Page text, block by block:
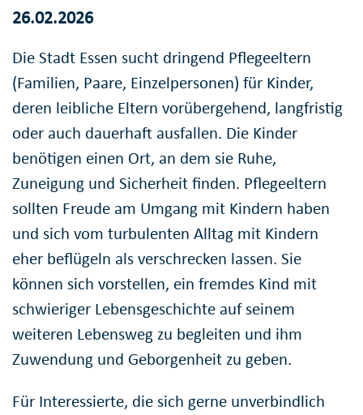
26.02.2026
Die Stadt Essen sucht dringend Pflegeeltern
(Familien, Paare, Einzelpersonen) für Kinder,
deren leibliche Eltern vorübergehend, langfristig
oder auch dauerhaft ausfallen. Die Kinder
benötigen einen Ort, an dem sie Ruhe,
Zuneigung und Sicherheit finden. Pflegeeltern
sollten Freude am Umgang mit Kindern haben
und sich vom turbulenten Alltag mit Kindern
eher beflügeln als verschrecken lassen. Sie
können sich vorstellen, ein fremdes Kind mit
schwieriger Lebensgeschichte auf seinem
weiteren Lebensweg zu begleiten und ihm
Zuwendung und Geborgenheit zu geben.
Für Interessierte, die sich gerne unverbindlich